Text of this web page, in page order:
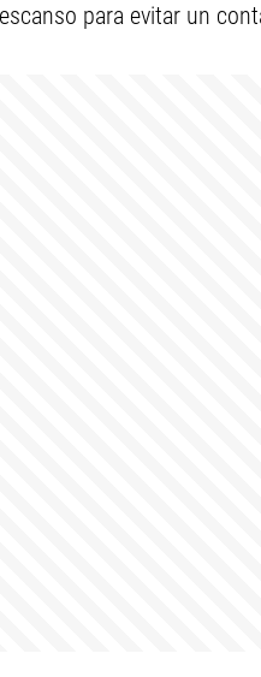
para evitar un